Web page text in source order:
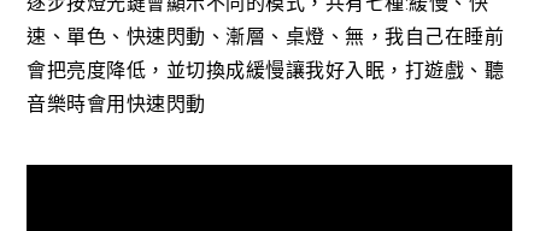
速、單色、快速閃動、漸層、桌燈、無，我自己在睡前
會把亮度降低，並切換成緩慢讓我好入眠，打遊戲、聽
音樂時會用快速閃動